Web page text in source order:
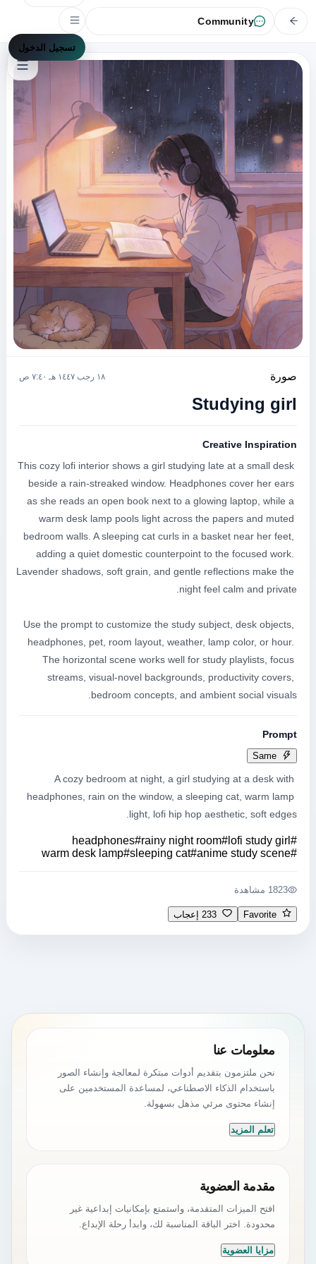
Community
تسجيل الدخول
صورة ١٨ رجب ١٤٤٧ هـ ٧:٤٠ ص
Studying girl
Creative Inspiration
This cozy lofi interior shows a girl studying late at a small desk
beside a rain-streaked window. Headphones cover her ears
as she reads an open book next to a glowing laptop, while a
warm desk lamp pools light across the papers and muted
bedroom walls. A sleeping cat curls in a basket near her feet,
adding a quiet domestic counterpoint to the focused work.
Lavender shadows, soft grain, and gentle reflections make the
Use the prompt to customize the study subject, desk objects,
headphones, pet, room layout, weather, lamp color, or hour.
The horizontal scene works well for study playlists, focus
streams, visual-novel backgrounds, productivity covers,
bedroom concepts, and ambient social visuals.
Prompt
Same
A cozy bedroom at night, a girl studying at a desk with
headphones, rain on the window, a sleeping cat, warm lamp
light, lofi hip hop aesthetic, soft edges.
#
lofi study girl
#
rainy night room
#
headphones
#
anime study scene
#
sleeping cat
#
warm desk lamp
1823 مشاهدة
Favorite 233 إعجاب
معلومات عنا
نحن ملتزمون بتقديم أدوات مبتكرة لمعالجة وإنشاء الصور
باستخدام الذكاء الاصطناعي، لمساعدة المستخدمين على
إنشاء محتوى مرئي مذهل بسهولة.
تعلم المزيد
مقدمة العضوية
افتح الميزات المتقدمة، واستمتع بإمكانيات إبداعية غير
محدودة. اختر الباقة المناسبة لك، وابدأ رحلة الإبداع.
مزايا العضوية